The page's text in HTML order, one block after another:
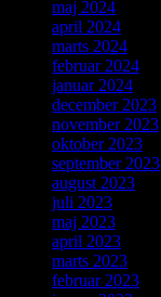
maj 2024
april 2024
marts 2024
februar 2024
januar 2024
december 2023
november 2023
oktober 2023
september 2023
august 2023
juli 2023
maj 2023
april 2023
marts 2023
februar 2023